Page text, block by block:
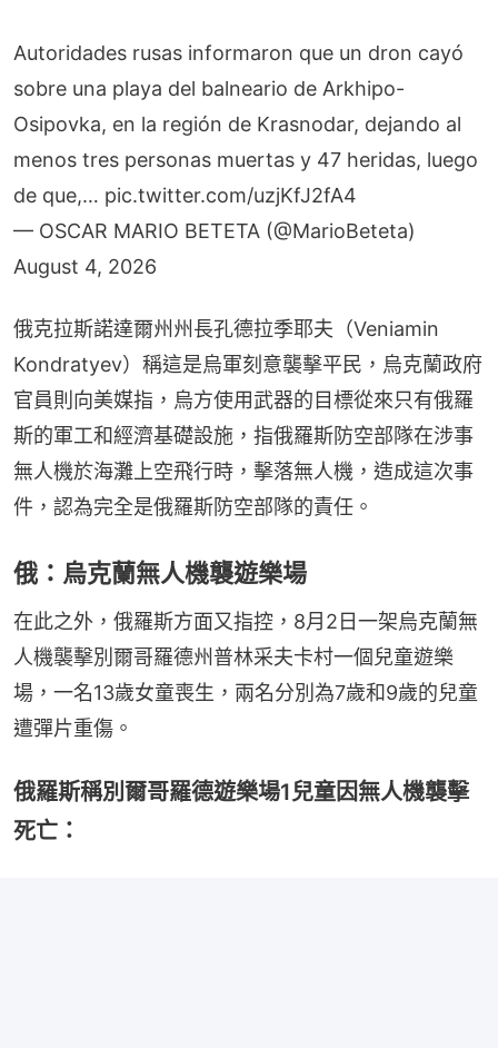
Autoridades rusas informaron que un dron cayó
sobre una playa del balneario de Arkhipo-
Osipovka, en la región de Krasnodar, dejando al
menos tres personas muertas y 47 heridas, luego
de que,… pic.twitter.com/uzjKfJ2fA4
— OSCAR MARIO BETETA (@MarioBeteta)
August 4, 2026
俄克拉斯諾達爾州州長孔德拉季耶夫（Veniamin
Kondratyev）稱這是烏軍刻意襲擊平民，烏克蘭政府
官員則向美媒指，烏方使用武器的目標從來只有俄羅
斯的軍工和經濟基礎設施，指俄羅斯防空部隊在涉事
無人機於海灘上空飛行時，擊落無人機，造成這次事
件，認為完全是俄羅斯防空部隊的責任。
俄：烏克蘭無人機襲遊樂場
在此之外，俄羅斯方面又指控，8月2日一架烏克蘭無
人機襲擊別爾哥羅德州普林采夫卡村一個兒童遊樂
場，一名13歲女童喪生，兩名分別為7歲和9歲的兒童
遭彈片重傷。
俄羅斯稱別爾哥羅德遊樂場1兒童因無人機襲擊
死亡：